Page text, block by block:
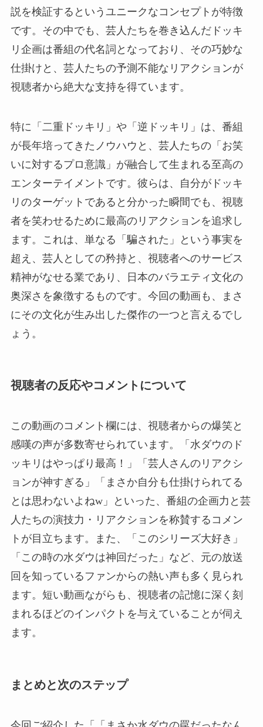
説を検証するというユニークなコンセプトが特徴
です。その中でも、芸人たちを巻き込んだドッキ
リ企画は番組の代名詞となっており、その巧妙な
仕掛けと、芸人たちの予測不能なリアクションが
視聴者から絶大な支持を得ています。
特に「二重ドッキリ」や「逆ドッキリ」は、番組
が長年培ってきたノウハウと、芸人たちの「お笑
いに対するプロ意識」が融合して生まれる至高の
エンターテイメントです。彼らは、自分がドッキ
リのターゲットであると分かった瞬間でも、視聴
者を笑わせるために最高のリアクションを追求し
ます。これは、単なる「騙された」という事実を
超え、芸人としての矜持と、視聴者へのサービス
精神がなせる業であり、日本のバラエティ文化の
奥深さを象徴するものです。今回の動画も、まさ
にその文化が生み出した傑作の一つと言えるでし
ょう。
視聴者の反応やコメントについて
この動画のコメント欄には、視聴者からの爆笑と
感嘆の声が多数寄せられています。「水ダウのド
ッキリはやっぱり最高！」「芸人さんのリアクシ
ョンが神すぎる」「まさか自分も仕掛けられてる
とは思わないよねw」といった、番組の企画力と芸
人たちの演技力・リアクションを称賛するコメン
トが目立ちます。また、「このシリーズ大好き」
「この時の水ダウは神回だった」など、元の放送
回を知っているファンからの熱い声も多く見られ
ます。短い動画ながらも、視聴者の記憶に深く刻
まれるほどのインパクトを与えていることが伺え
ます。
まとめと次のステップ